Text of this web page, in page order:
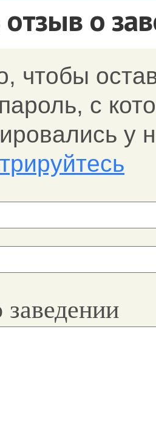
отзыв о
чтобы
c
у